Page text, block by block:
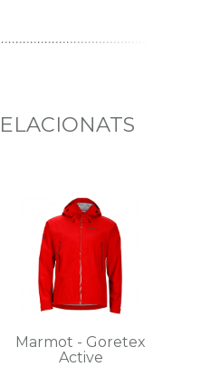
Marmot - Goretex
Active